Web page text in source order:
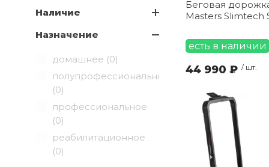
Svensson Industrial (
)
TITANIUM (
Наличие
Назначение
домашнее (0)
полупрофессиональное
(0)
профессиональное
(0)
реабилитационное
(0)
Беговая
Masters Slimtech
есть в наличии
44 990 ₽ / шт.